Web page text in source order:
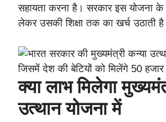
सहायता करना है। सरकार इस योजना
लेकर उसकी शिक्षा तक का खर्च उठाती
क्या लाभ मिलेगा
उत्थान योजना में